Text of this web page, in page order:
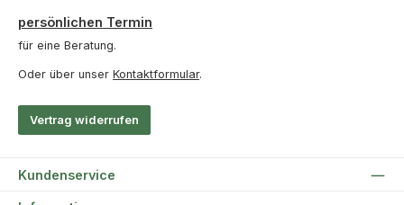
persönlichen Termin
für eine Beratung.
Oder über unser Kontaktformular.
Vertrag widerrufen
Kundenservice